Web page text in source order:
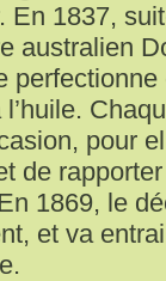
En 1837,
australien
pour
de
1869, le
et va